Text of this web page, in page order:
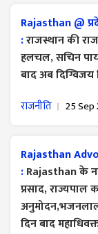
Rajasthan @
:राजस्थान की
हलचल, सचिन
बाद अब
राजनीति 25 Sep
Rajasthan
:Rajasthan के
प्रसाद, राज्यपाल
दिन बाद